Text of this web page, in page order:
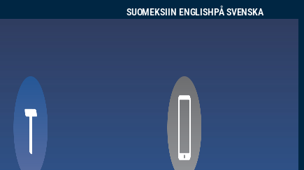
SUOMEKSIIN ENGLISHPÅ SVENSKA